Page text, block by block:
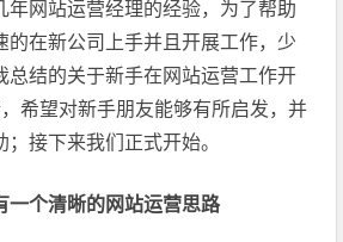
年网站运营经理的经验，为了帮助
的在新公司上手并且开展工作，少
总结的关于新手在网站运营工作开
希望对新手朋友能够有所启发，并
；接下来我们正式开始。
一个清晰的网站运营思路